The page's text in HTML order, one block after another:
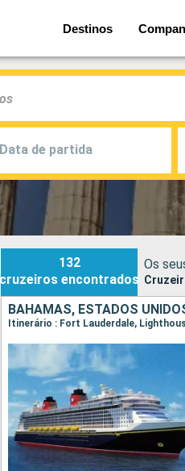
Destinos
Data de partida
132
cruzeiros encontrados
Os
BAHAMAS, ESTADOS
Itinerário : Fort Lauderdale,